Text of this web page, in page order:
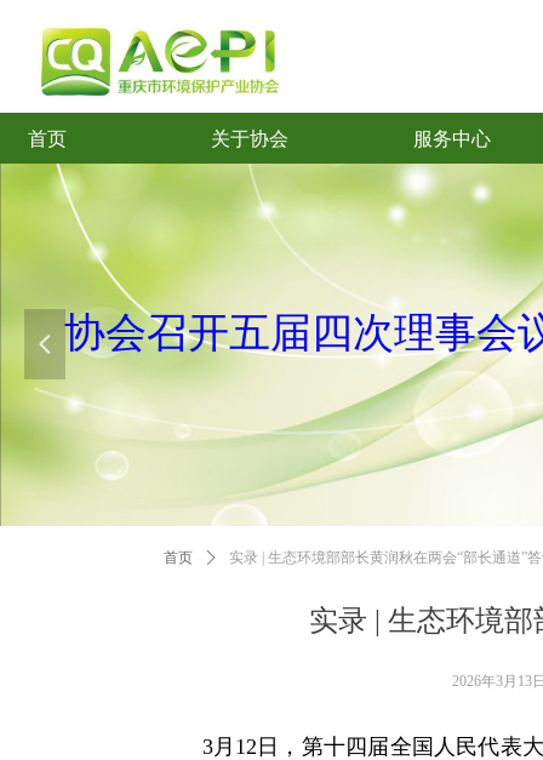
首页
首页
关于协会
关于协会
服务中心
服务中心
协会召开五届 四次理事会
넳
实录 | 生态环境
首页 ꄲ 实录 | 生态环境部部长黄润秋在两会“部长通道”
3月12日，第十四届全国人民代表大
2026年3月13